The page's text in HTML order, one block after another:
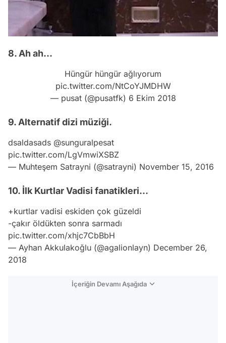
8. Ah ah...
Hüngür hüngür ağlıyorum
pic.twitter.com/NtCoYJMDHW
— pusat (@pusatfk) 6 Ekim 2018
9. Alternatif dizi müziği.
dsaldasads @sunguralpesat
pic.twitter.com/LgVmwiXSBZ
— Muhteşem Satrayni (@satrayni) November 15, 2016
10. İlk Kurtlar Vadisi fanatikleri...
+kurtlar vadisi eskiden çok güzeldi
-çakır öldükten sonra sarmadı
pic.twitter.com/xhjc7CbBbH
— Ayhan Akkulakoğlu (@agalionlayn) December 26,
2018
İçeriğin Devamı Aşağıda